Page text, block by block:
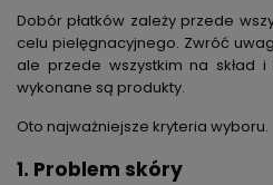
Dobór płatków zależy przede
celu pielęgnacyjnego. Zwróć
ale przede wszystkim na skład
wykonane są produkty.
Oto najważniejsze kryteria wyboru.
1. Problem skóry